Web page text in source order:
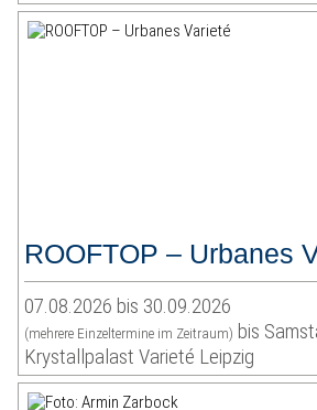
ROOFTOP – Urbanes
07.08.2026 bis 30.09.2026
(mehrere Einzeltermine im Zeitraum) bis
Krystallpalast Varieté Leipzig